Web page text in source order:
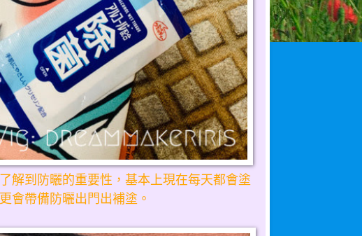
解到防曬的重要性，基本上現在每天都會塗
會帶備防曬出門出補塗。